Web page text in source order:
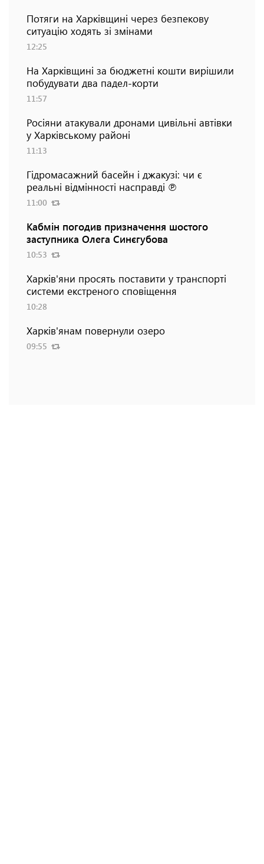
Потяги на Харківщині через безпекову
ситуацію ходять зі змінами
12:25
На Харківщині за бюджетні кошти вирішили
побудувати два падел-корти
11:57
Росіяни атакували дронами цивільні автівки
у Харківському районі
11:13
Гідромасажний басейн і джакузі: чи є
реальні відмінності насправді ℗
11:00
Кабмін погодив призначення шостого
заступника Олега Синєгубова
10:53
Харків'яни просять поставити у транспорті
системи екстреного сповіщення
10:28
Харків'янам повернули озеро
09:55